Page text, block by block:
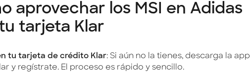
aprovechar los MSI en Adidas
tarjeta Klar
tu tarjeta de crédito Klar: Si aún no la tienes, descarga la app
y regístrate. El proceso es rápido y sencillo.